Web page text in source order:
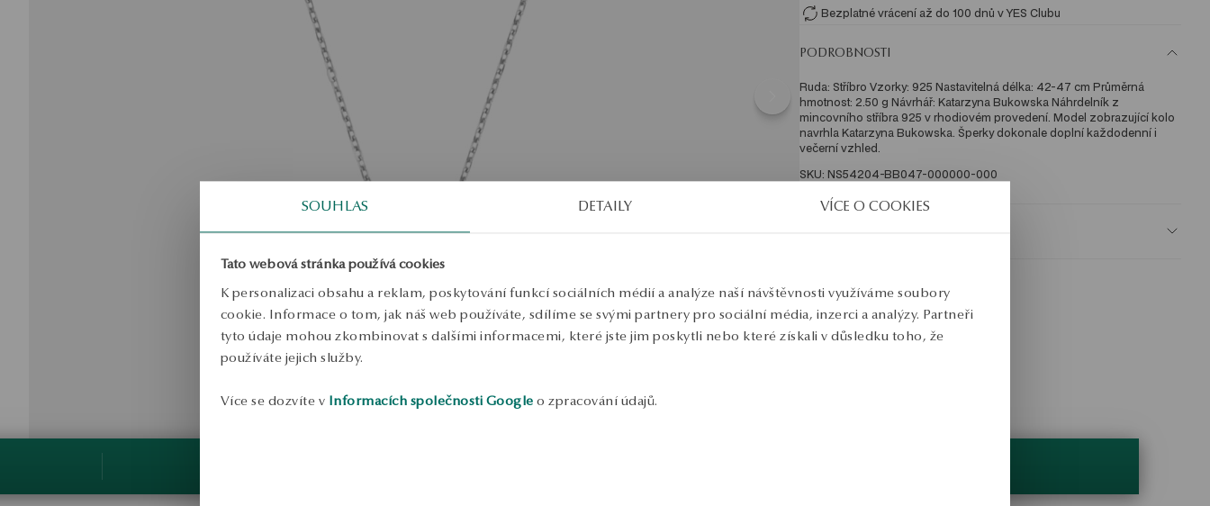
SOUHLAS DETAILY VÍCE O COOKIES
Tato webová stránka používá cookies
K personalizaci obsahu a reklam, poskytování funkcí sociálních médií a analýze naší návštěvnosti využíváme soubory
cookie. Informace o tom, jak náš web používáte, sdílíme se svými partnery pro sociální média, inzerci a analýzy. Partneři
tyto údaje mohou zkombinovat s dalšími informacemi, které jste jim poskytli nebo které získali v důsledku toho, že
používáte jejich služby.
Více se dozvíte v Informacích společnosti Google o zpracování údajů.
Bezplatné vrácení až do 100 dnů v YES Clubu
PODROBNOSTI
Ruda: Stříbro Vzorky: 925 Nastavitelná délka: 42-47 cm Průměrná
hmotnost: 2.50 g Návrhář: Katarzyna Bukowska Náhrdelník z
mincovního stříbra 925 v rhodiovém provedení. Model zobrazující kolo
navrhla Katarzyna Bukowska. Šperky dokonale doplní každodenní i
večerní vzhled.
SKU: NS54204-BB047-000000-000